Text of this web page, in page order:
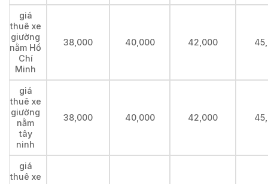
giá
thuê xe
giường
nằm Hồ
Chí
Minh
38,000 40,000 42,000
giá
thuê xe
giường
nằm
tây
ninh
38,000 40,000 42,000
giá
thuê xe